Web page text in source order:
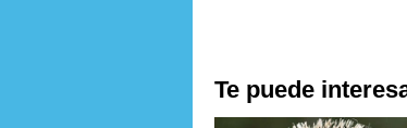
Te puede